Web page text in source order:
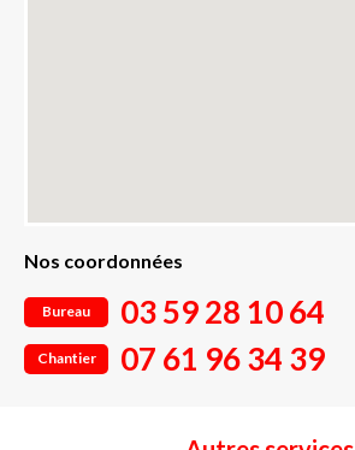
Nos coordonnées
Bureau 03 59 28 10 64
Chantier 07 61 96 34 39